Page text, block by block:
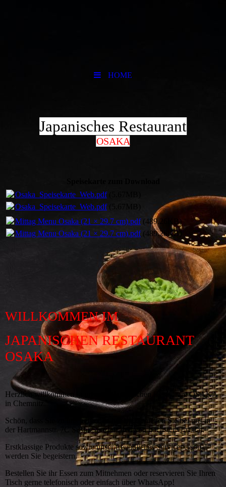
HOME
Japanisches Restaurant
OSAKA
Osaka_Speisekarte_Web.pdf(5.67MB)
Osaka_Speisekarte_Web.pdf(5.67MB)
Mittag Menu Osaka (21 × 29.7 cm).pdf(489.26KB)
Mittag Menu Osaka (21 × 29.7 cm).pdf(489.26KB)
WILLKOMMEN IM
JAPANISCHEN RESTAURANT
OSAKA
Herzlich willkommen in unserem Japanischen Restaurant OSAKA
in Chemnitz.
Schön, dass Sie zu uns gefunden haben. Genießen Sie bei uns in
der Hartmannstr. 7C Sushi-Spezialitäten von höchster Qualität.
Erstklassige Produkte sowie unser freundliches Servicepersonal
werden Sie begeistern.
Bestellen Sie ihr Essen zum Mitnehmen oder reservieren Sie Ihren
Tisch gerne telefonisch oder einfach über WhatsApp!